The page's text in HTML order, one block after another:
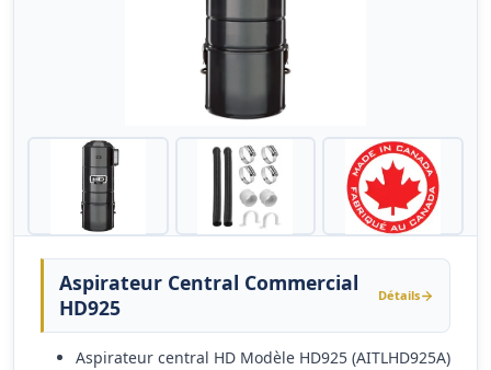
Aspirateur Central Commercial
HD925
Détails
Aspirateur central HD Modèle HD925 (AITLHD925A)